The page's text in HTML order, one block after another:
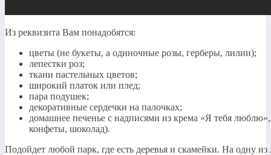
Из реквизита Вам понадобятся:
цветы (не букеты, а одиночные розы, герберы, лилии);
лепестки роз;
ткани пастельных цветов;
широкий платок или плед;
пара подушек;
декоративные сердечки на палочках;
домашнее печенье с надписями из крема «Я тебя
конфеты, шоколад).
Подойдет любой парк, где есть деревья и скамейки. На одну